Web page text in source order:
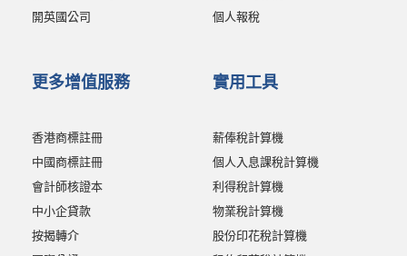
開英國公司
個人報稅
更多增值服務
香港商標註冊
中國商標註冊
會計師核證本
中小企貸款
按揭轉介
實用工具
薪俸稅計算機
個人入息課稅計算機
利得稅計算機
物業稅計算機
股份印花稅計算機